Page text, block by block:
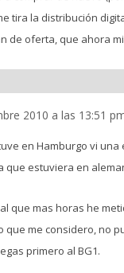
tira la distribución
de oferta, que ahora
2010 a las 13:51
en Hamburgo vi una
que estuviera en
que mas horas he
que me considero, no
primero al BG1.